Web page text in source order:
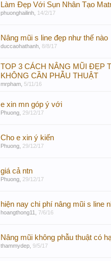
Làm Đẹp Với Sụn Nhân Tạo
phuonghailinh 14/2/17
Nâng mũi s line đẹp như thế nào
duccaohathanh 8/8/17
TOP 3 CÁCH NÂNG MŨI ĐẸP
KHÔNG CẦN PHẪU THUẬT
mrpham 5/11/16
e xin mn góp ý với
Phuong 29/12/17
Cho e xin ý kiến
Phuong 29/12/17
giá cả ntn
Phuong 29/12/17
hiện nay chi phí nâng mũi s line
hoangthong11 7/6/16
Nâng mũi không phẫu thuật có
thammydep 9/5/17